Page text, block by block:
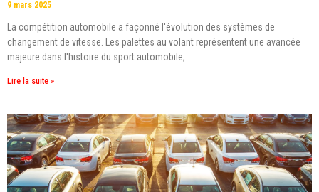
9 mars 2025
La compétition automobile a façonné l'évolution des systèmes de
changement de vitesse. Les palettes au volant représentent une avancée
majeure dans l'histoire du sport automobile,
Lire la suite »